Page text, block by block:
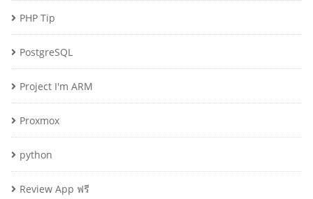
PHP Tip
PostgreSQL
Project I'm ARM
Proxmox
python
Review App ฟรี